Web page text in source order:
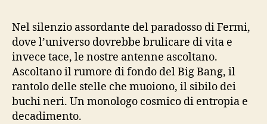
Nel silenzio assordante del paradosso di Fermi,
dove l’universo dovrebbe brulicare di vita e
invece tace, le nostre antenne ascoltano.
Ascoltano il rumore di fondo del Big Bang, il
rantolo delle stelle che muoiono, il sibilo dei
buchi neri. Un monologo cosmico di entropia e
decadimento.